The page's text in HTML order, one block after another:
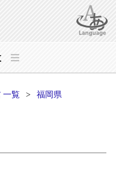
一覧
福岡県